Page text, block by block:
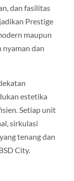
dan fasilitas
Prestige
maupun
dan
estetika
Setiap unit
sirkulasi
tenang dan
City.